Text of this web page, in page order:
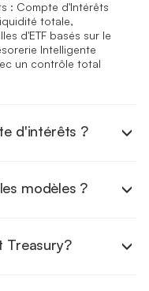
: Compte d'Intérêts
totale,
d'ETF basés sur le
Intelligente
un contrôle total
d'intérêts ?
modèles ?
Treasury?